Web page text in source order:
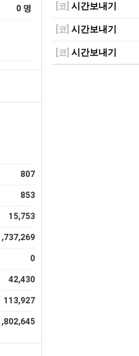
0 명
807
853
15,753
0
42,430
113,927
[코] 시간보내기
[코] 시간보내기
[코] 시간보내기